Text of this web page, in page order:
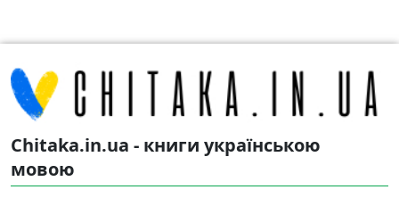
Chitaka.in.ua - книги українською
мовою